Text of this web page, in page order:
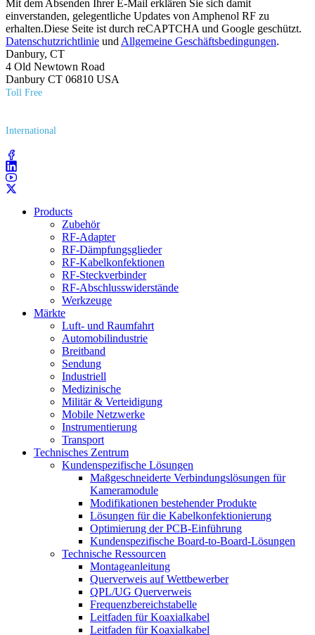
Mit dem Absenden Ihrer E-Mail erklären Sie sich damit
einverstanden, gelegentliche Updates von Amphenol RF zu
erhalten.Diese Seite ist durch reCAPTCHA und Google geschützt.
Datenschutzrichtlinie und Allgemeine Geschäftsbedingungen.
Danbury, CT
4 Old Newtown Road
Danbury CT 06810 USA
Toll Free
International
Products
Zubehör
RF-Adapter
RF-Dämpfungsglieder
RF-Kabelkonfektionen
RF-Steckverbinder
RF-Abschlusswiderstände
Werkzeuge
Märkte
Luft- und Raumfahrt
Automobilindustrie
Breitband
Sendung
Industriell
Medizinische
Militär & Verteidigung
Mobile Netzwerke
Instrumentierung
Transport
Technisches Zentrum
Kundenspezifische Lösungen
Maßgeschneiderte Verbindungslösungen für
Kameramodule
Modifikationen bestehender Produkte
Lösungen für die Kabelkonfektionierung
Optimierung der PCB-Einführung
Kundenspezifische Board-to-Board-Lösungen
Technische Ressourcen
Montageanleitung
Querverweis auf Wettbewerber
QPL/UG Querverweis
Frequenzbereichstabelle
Leitfaden für Koaxialkabel
Leitfaden für Koaxialkabel